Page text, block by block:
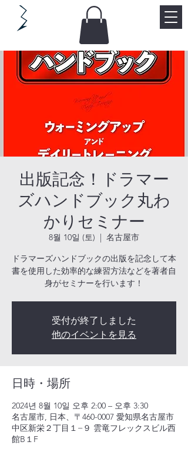
出版記念！ドラマー
ズハンドブック丸わ
かりセミナー
8월 10일 (토)
  |
名古屋市
ドラマーズハンドブックの出版を記念して本
書を使用した効率的な練習方法などを著者自
身がセミナーを行います！
受付が終了しました
他のイベントを見る
日時・場所
2024년 8월 10일 오후 2:00 – 오후 3:30
名古屋市, 日本、〒460-0007 愛知県名古屋市
中区新栄２丁目１−９ 雲竜フレックスビル西
館B１F